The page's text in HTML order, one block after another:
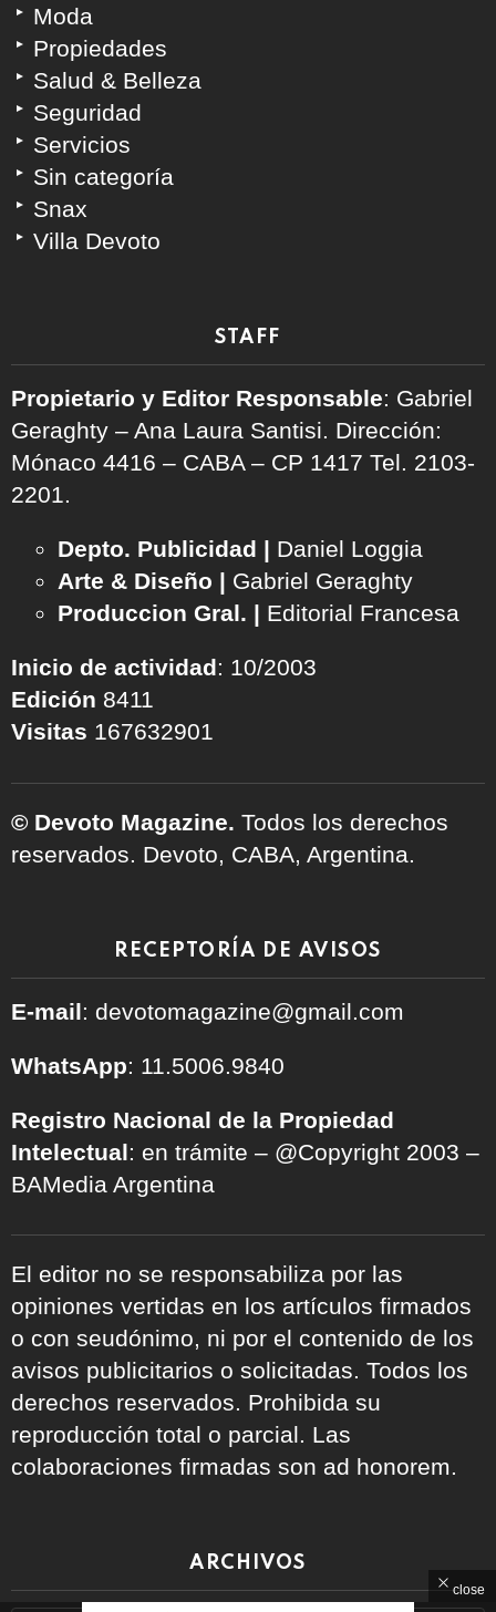
Moda
Propiedades
Salud & Belleza
Seguridad
Servicios
Sin categoría
Snax
Villa Devoto
STAFF
Propietario y Editor Responsable: Gabriel
Geraghty – Ana Laura Santisi. Dirección:
Mónaco 4416 – CABA – CP 1417 Tel. 2103-
2201.
Depto. Publicidad | Daniel Loggia
Arte & Diseño | Gabriel Geraghty
Produccion Gral. | Editorial Francesa
Inicio de actividad: 10/2003
Edición 8411
Visitas 167632901
© Devoto Magazine. Todos los derechos
reservados. Devoto, CABA, Argentina.
RECEPTORÍA DE AVISOS
E-mail: devotomagazine@gmail.com
WhatsApp: 11.5006.9840
Registro Nacional de la Propiedad
Intelectual: en trámite – @Copyright 2003 –
BAMedia Argentina
El editor no se responsabiliza por las
opiniones vertidas en los artículos firmados
o con seudónimo, ni por el contenido de los
avisos publicitarios o solicitadas. Todos los
derechos reservados. Prohibida su
reproducción total o parcial. Las
colaboraciones firmadas son ad honorem.
ARCHIVOS
close